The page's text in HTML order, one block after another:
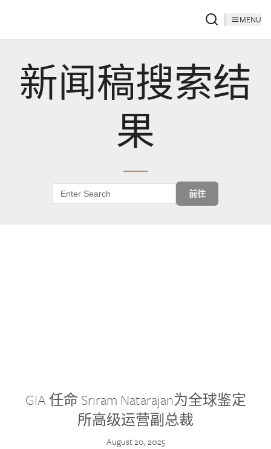
MENU
新闻稿搜索结
果
前往
GIA 任命 Sriram Natarajan为全球鉴定
所高级运营副总裁
August 20, 2025